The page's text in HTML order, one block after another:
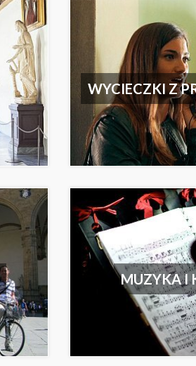
WYCIECZKI Z
MUZYKA I